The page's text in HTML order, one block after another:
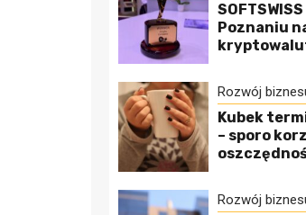
Poznaniu
Rozwój
Kubek
– sporo
Rozwój